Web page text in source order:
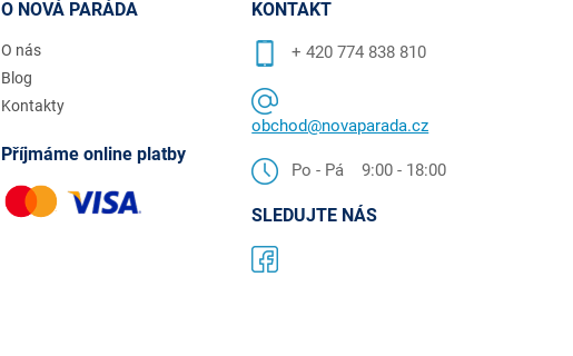
O NOVÁ PARÁDA
O nás
Blog
Kontakty
Příjmáme online platby
KONTAKT
+ 420 774 838 810
obchod@novaparada.cz
Po - Pá 9:00 - 18:00
SLEDUJTE NÁS